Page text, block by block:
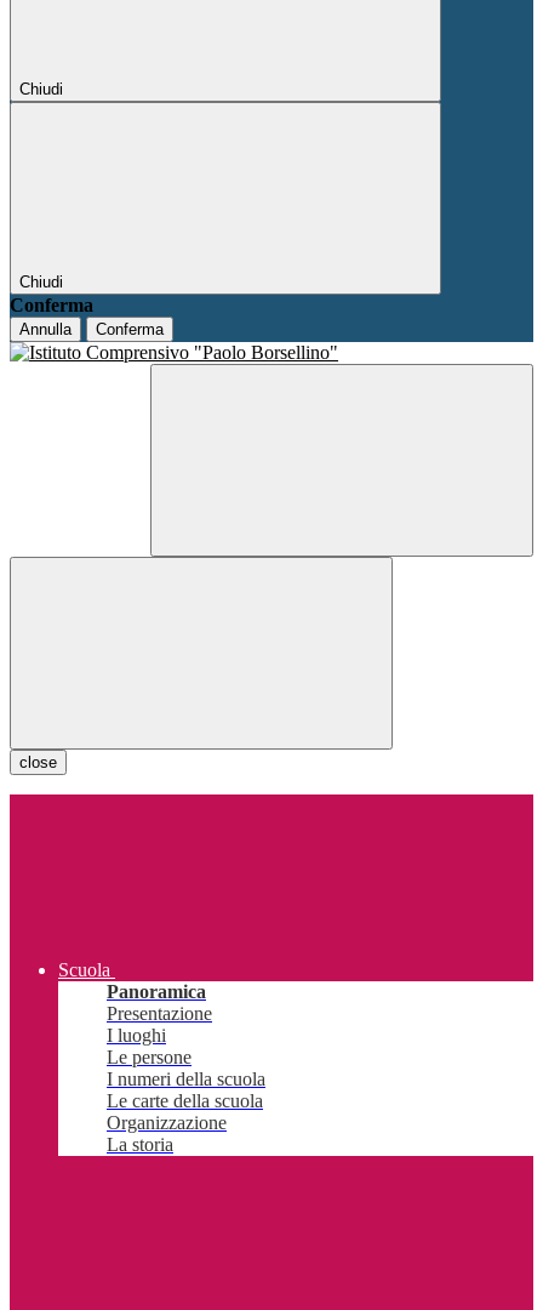
Chiudi
Chiudi
Conferma
Annulla Conferma
close
Scuola
Panoramica
Presentazione
I luoghi
Le persone
I numeri della scuola
Le carte della scuola
Organizzazione
La storia